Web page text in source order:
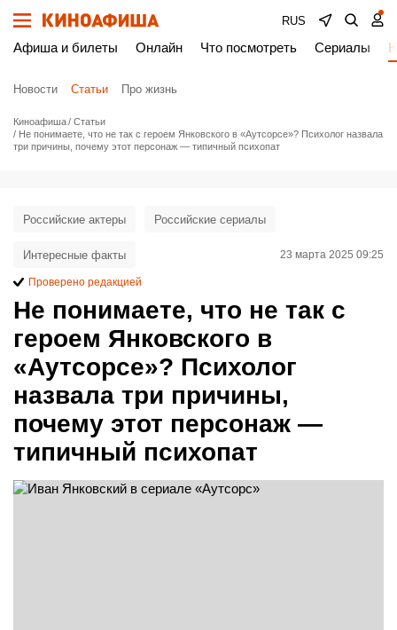
RUS
Афиша и билеты Онлайн Что посмотреть Сериалы
Новости Статьи Про жизнь
Киноафиша
Статьи
Не понимаете, что не так с героем Янковского в «Аутсорсе»? Психолог назвала
три причины, почему этот персонаж — типичный психопат
Не понимаете, что не так с
героем Янковского в
«Аутсорсе»? Психолог
назвала три причины,
почему этот персонаж —
типичный психопат
Российские актеры Российские сериалы
Интересные факты 23 марта 2025 09:25
Проверено редакцией